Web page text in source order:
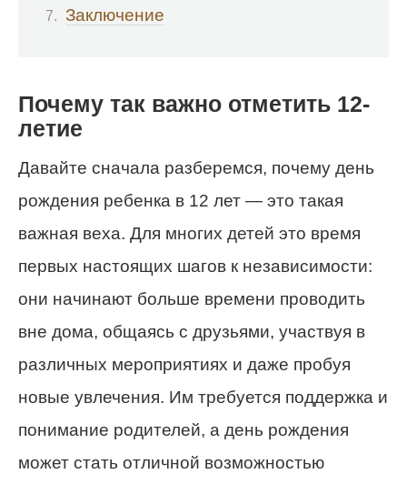
Заключение
Почему так важно отметить 12-
летие
Давайте сначала разберемся, почему день
рождения ребенка в 12 лет — это такая
важная веха. Для многих детей это время
первых настоящих шагов к независимости:
они начинают больше времени проводить
вне дома, общаясь с друзьями, участвуя в
различных мероприятиях и даже пробуя
новые увлечения. Им требуется поддержка и
понимание родителей, а день рождения
может стать отличной возможностью